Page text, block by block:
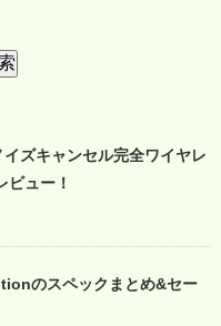
ズキャンセル完全ワイヤレ
ビュー！
のスペックまとめ&セー